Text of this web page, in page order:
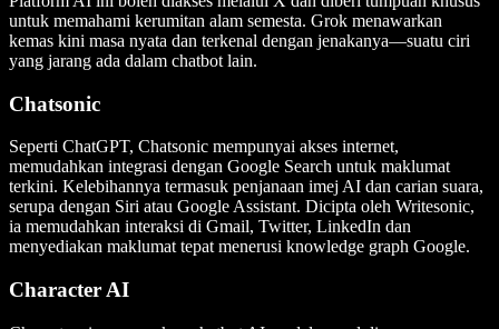
untuk memahami kerumitan alam semesta. Grok menawarkan
kemas kini masa nyata dan terkenal dengan jenakanya—suatu ciri
yang jarang ada dalam chatbot lain.
Chatsonic
Seperti ChatGPT, Chatsonic mempunyai akses internet,
memudahkan integrasi dengan Google Search untuk maklumat
terkini. Kelebihannya termasuk penjanaan imej AI dan carian suara,
serupa dengan Siri atau Google Assistant. Dicipta oleh Writesonic,
ia memudahkan interaksi di Gmail, Twitter, LinkedIn dan
menyediakan maklumat tepat menerusi knowledge graph Google.
Character AI